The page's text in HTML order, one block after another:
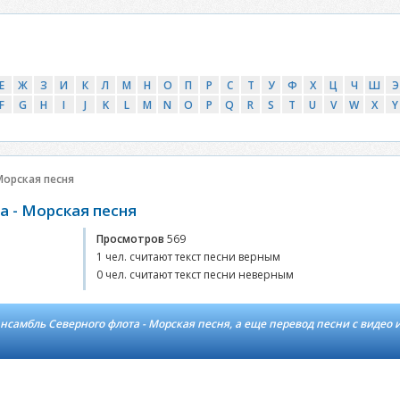
Е Ж З И К Л М Н О П Р С Т У Ф Х Ц Ч Ш
Э
F
G H I J K L M N O P Q R S T U V W X Y
песня
- Морская песня
Просмотров 569
1 чел. считают текст песни верным
0 чел. считают текст песни неверным
Северного флота - Морская песня, а еще перевод песни с видео